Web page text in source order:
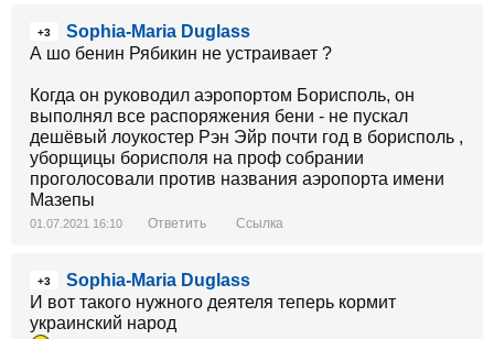
+3
Sophia-Maria Duglass
А шо бенин Рябикин не устраивает ?
Когда он руководил аэропортом Борисполь, он
выполнял все распоряжения бени - не пускал
дешёвый лоукостер Рэн Эйр почти год в борисполь ,
уборщицы борисполя на проф собрании
проголосовали против названия аэропорта имени
Мазепы
01.07.2021 16:10 Ответить Ссылка
+3
Sophia-Maria Duglass
И вот такого нужного деятеля теперь кормит
украинский народ